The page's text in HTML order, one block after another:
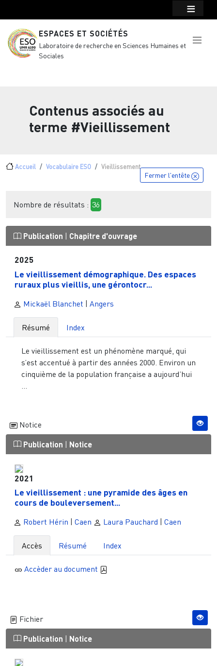
ESPACES ET SOCIÉTÉS
Laboratoire de recherche en Sciences Humaines et
Sociales
Contenus associés au
terme #Vieillissement
Fil d'Ariane
Accueil Vocabulaire ESO Vieillissement
Fermer l'entête
Nombre de résultats : 36
Publication Chapitre d'ouvrage
2025
Le vieillissement démographique. Des espaces
ruraux plus vieillis, une gérontocr...
Mickaël Blanchet | Angers
Résumé Index
Le vieillissement est un phénomène marqué, qui
s’est accentué à partir des années 2000. Environ un
cinquième de la population française a aujourd’hui
Notice
Publication | Notice
2021
Le vieillissement : une pyramide des âges en
cours de bouleversement...
Robert Hérin Caen Laura Pauchard Caen
Accès Résumé Index
Accèder au document
Fichier
Publication | Notice